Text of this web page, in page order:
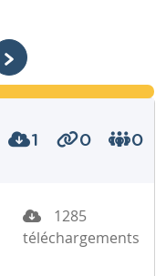
1 0 0
1285
téléchargements